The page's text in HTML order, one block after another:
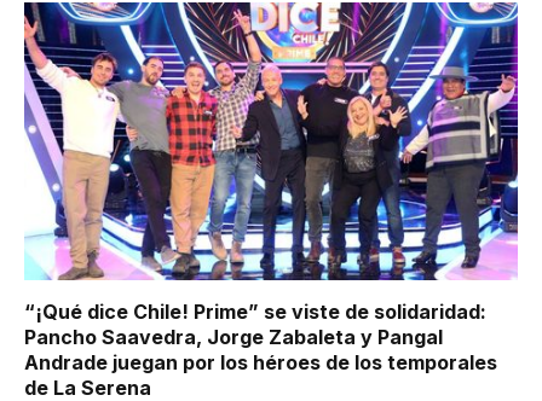
“¡Qué dice Chile! Prime” se viste de solidaridad:
Pancho Saavedra, Jorge Zabaleta y Pangal
Andrade juegan por los héroes de los temporales
de La Serena